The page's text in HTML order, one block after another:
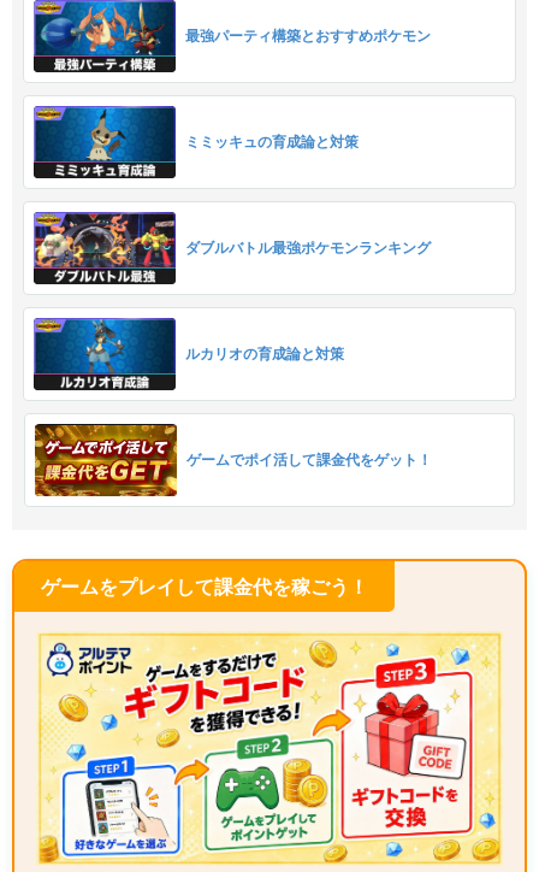
最強パーティ構築とおすすめポケモン
ミミッキュの育成論と対策
ダブルバトル最強ポケモンランキング
ルカリオの育成論と対策
ゲームでポイ活して課金代をゲット！
ゲームをプレイして課金代を稼ごう！